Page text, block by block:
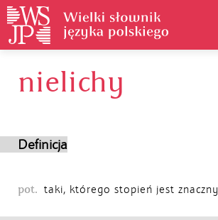
Historia słownika
nielichy
Definicja
pot. taki, którego stopień jest znaczny